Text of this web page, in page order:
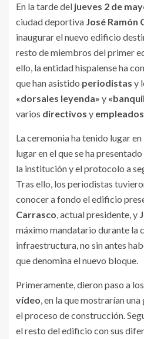
En la tarde del jueves 2 de
ciudad deportiva José Ramón
inaugurar el nuevo edificio
resto de miembros del primer
ello, la entidad hispalense ha
que han asistido periodistas y
«dorsales leyenda» y
varios directivos y empleados
La ceremonia ha tenido lugar
lugar en el que se ha
la institución y el protocolo a
Tras ello, los periodistas
conocer a fondo el edificio
Carrasco, actual presidente, y
máximo mandatario durante la
infraestructura, no sin antes
que denomina el nuevo bloque.
Primeramente, dieron paso a
vídeo, en la que mostrarían
el proceso de construcción.
el resto del edificio con sus